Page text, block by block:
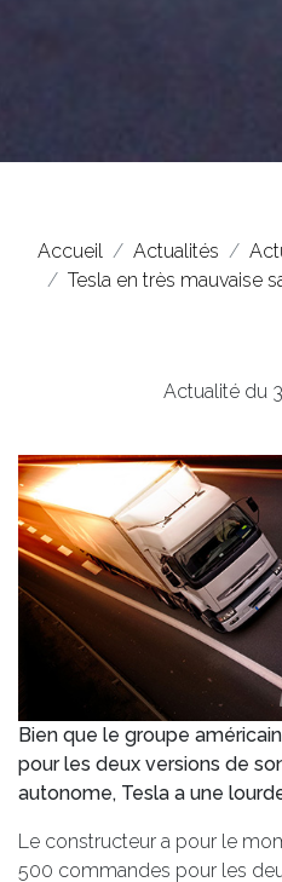
Accueil Actualités
Tesla en très mauvaise
Actualité du
Bien que le groupe
pour les deux versions de
autonome, Tesla a une
Le constructeur a pour le
500 commandes pour les